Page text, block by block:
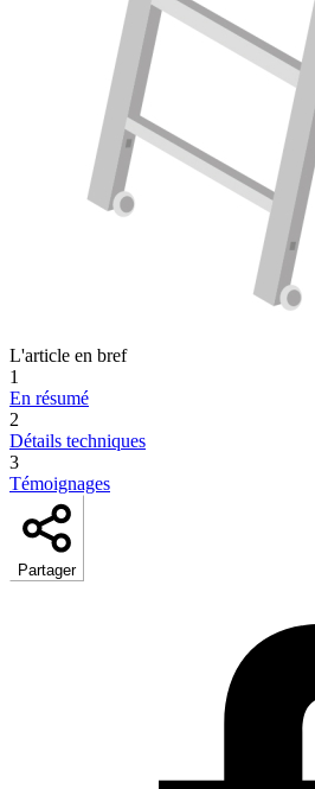
L'article en bref
1
En résumé
2
Détails techniques
3
Témoignages
Partager